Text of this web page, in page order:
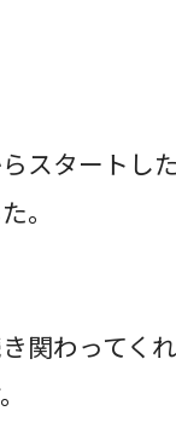
スタートし
。
関わってく